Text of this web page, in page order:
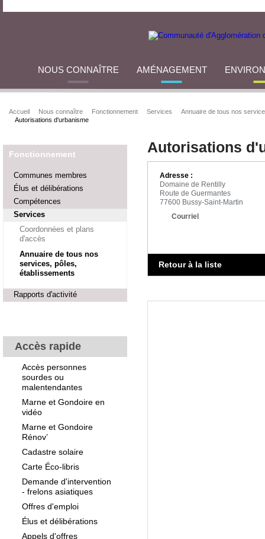
NOUS CONNAÎTRE AMÉNAGEMENT
Accueil Nous connaître Fonctionnement Services
Annuaire de tous nos
Autorisations d'urbanisme
Fonctionnement
Communes membres
Élus et délibérations
Compétences
Services
Coordonnées et plans
d'accès
Annuaire de tous nos
services, pôles,
établissements
Rapports d'activité
Accès rapide
Accès personnes
sourdes ou
malentendantes
Marne et Gondoire en
vidéo
Marne et Gondoire
Rénov’
Cadastre solaire
Carte Éco-libris
Demande d'intervention
- frelons asiatiques
Offres d'emploi
Élus et délibérations
Appels d'offres
Autorisations
Adresse :
Domaine de Rentilly
Route de Guermantes
77600 Bussy-Saint-Martin
Courriel
Retour à la liste